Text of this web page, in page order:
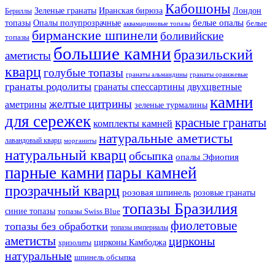
Бериллы Зеленые гранаты Иранская бирюза Кабошоны Лондон
топазы Опалы полупрозрачные аквамариновые топазы белые опалы белые
топазы бирманские шпинелиболивийские
аметисты большие камни бразильский
кварцголубые топазы гранаты альмандины гранаты оранжевые
гранаты родолиты гранаты спессартины двухцветные
аметрины желтые цитрины зеленые турмалины камни
для сережек комплекты камней красные гранаты
лавандовый кварц морганиты натуральные аметисты
натуральный кварцобсыпка опалы Эфиопия
парные камнипары камней
прозрачный кварц розовая шпинель розовые гранаты
синие топазы топазы Swiss Blue топазы Бразилия
топазы без обработки топазы империалы фиолетовые
аметисты хризолиты цирконы Камбоджа цирконы
натуральные шпинель обсыпка